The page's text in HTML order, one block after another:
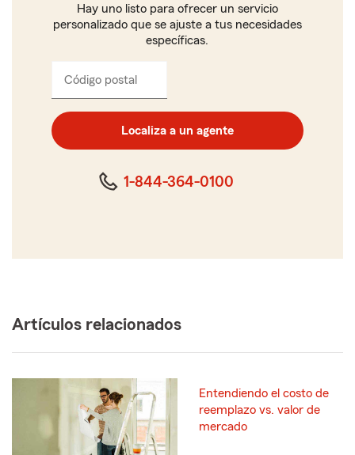
Hay uno listo para ofrecer un servicio
personalizado que se ajuste a tus necesidades
específicas.
Código postal
código
postal
de
cinco
Localiza a un agente
1-844-364-0100
Artículos relacionados
Entendiendo el costo de
reemplazo vs. valor de
mercado